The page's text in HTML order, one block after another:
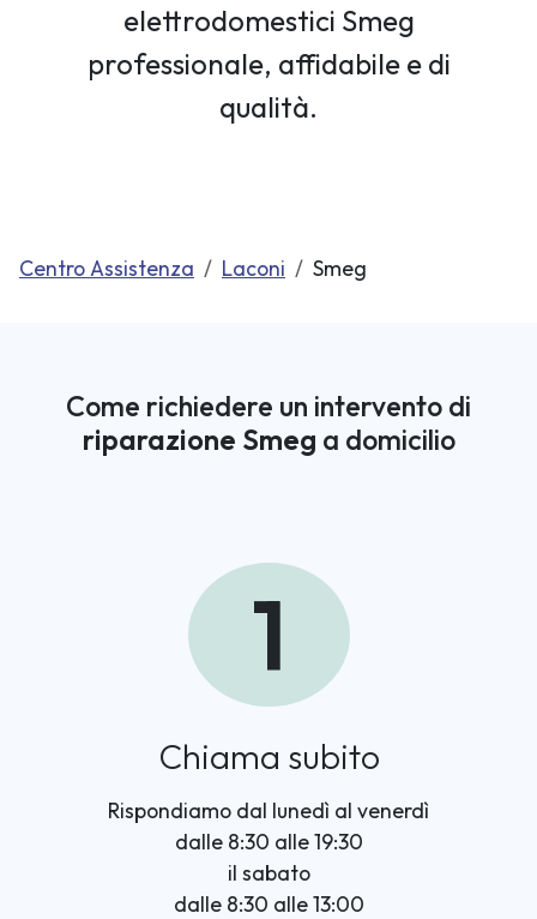
elettrodomestici Smeg
professionale, affidabile e di
qualità.
Centro Assistenza Laconi Smeg
Come richiedere un intervento di
riparazione Smeg a domicilio
1
Chiama subito
Rispondiamo dal lunedì al venerdì
dalle 8:30 alle 19:30
il sabato
dalle 8:30 alle 13:00